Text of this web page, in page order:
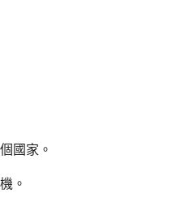
國家。
。